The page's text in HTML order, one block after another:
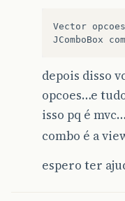
Vector
depois disso
opcoes…e
isso pq é
combo é a
espero ter